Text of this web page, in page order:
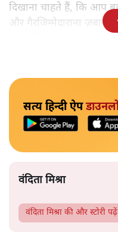
दिखाना चाहते हैं, कि आप
और गैरजिम्मेदाराना
सत्य हिन्दी ऐप
वंदिता मिश्रा
वंदिता मिश्रा की और स्टोरी पढ़ें